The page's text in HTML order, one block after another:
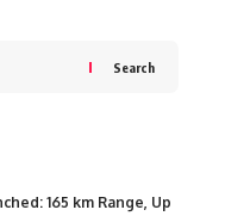
Search
165 km Range, Up